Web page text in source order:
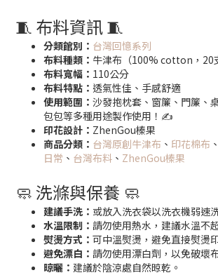
🧵 布料資訊 🧵
分類館別： 台灣回憶系列
布料種類： 牛津布（100% cotton，20
布料寬幅： 110公分
布料特點： 透氣性佳、手感舒適
使用範圍： 沙發抱枕套、窗簾、門簾、
包包等多種用途製作使用！✍️
印花設計： ZhenGou榛果
商品分類： 台灣原創牛津布 、 印花棉布 、
日常 、 台灣布料 、 ZhenGou榛果
🧼 洗滌與保養 🧼
建議手洗： 或放入洗衣袋以洗衣機弱速
水溫限制： 請勿使用熱水，建議水溫不
熨燙方式： 可中溫熨燙，避免直接熨燙
避免漂白： 請勿使用漂白劑，以免破壞
晾曬： 建議於陰涼處自然晾乾。